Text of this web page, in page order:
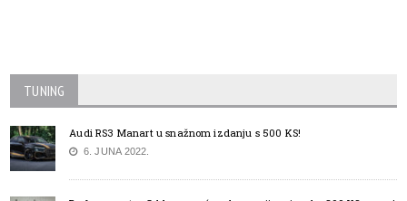
TUNING
Audi RS3 Manart u snažnom izdanju s 500 KS!
6. JUNA 2022.